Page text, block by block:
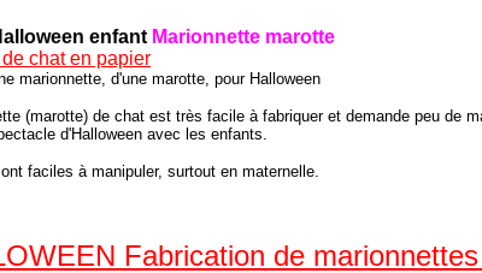
enfant Marionnette marotte
chat en papier
marionnette, d'une marotte, pour Halloween
(marotte) de chat est très facile à fabriquer et demande peu de
d'Halloween avec les enfants.
faciles à manipuler, surtout en maternelle.
Fabrication de